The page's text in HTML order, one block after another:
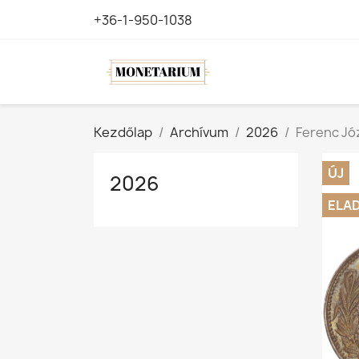
+36-1-950-1038
Kezdőlap Archívum 2026 Ferenc
2026
ÚJ